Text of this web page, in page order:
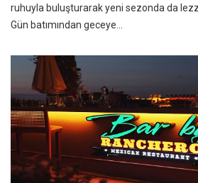
ruhuyla buluşturarak yeni sezonda da
Gün batımından geceye...